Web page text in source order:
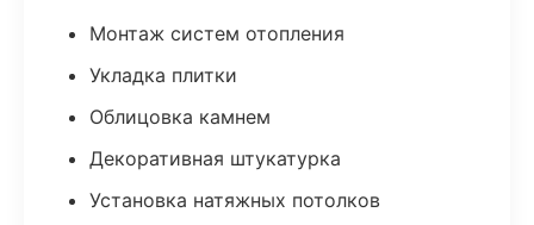
Монтаж систем отопления
Укладка плитки
Облицовка камнем
Декоративная штукатурка
Установка натяжных потолков